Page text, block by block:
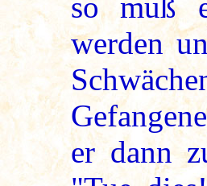
werden
er dann